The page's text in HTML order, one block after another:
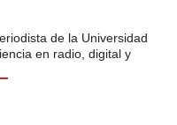
de la Universidad
en radio, digital y